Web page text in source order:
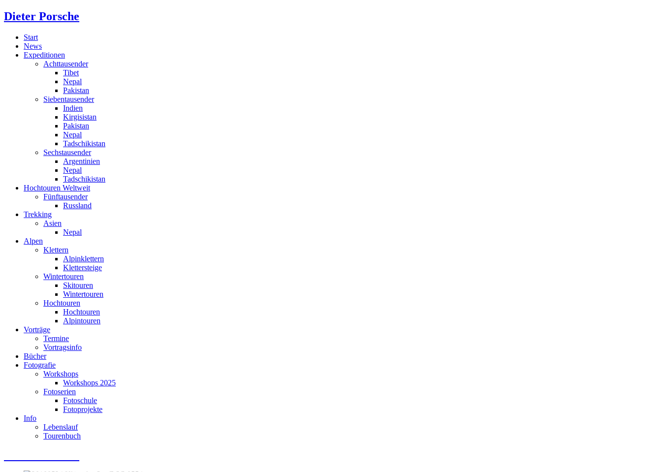
Dieter Porsche
Start
News
Expeditionen
Achttausender
Tibet
Nepal
Pakistan
Siebentausender
Indien
Kirgisistan
Pakistan
Nepal
Tadschikistan
Sechstausender
Argentinien
Nepal
Tadschikistan
Hochtouren Weltweit
Fünftausender
Russland
Trekking
Asien
Nepal
Alpen
Klettern
Alpinklettern
Klettersteige
Wintertouren
Skitouren
Wintertouren
Hochtouren
Hochtouren
Alpintouren
Vorträge
Termine
Vortragsinfo
Bücher
Fotografie
Workshops
Workshops 2025
Fotoserien
Fotoschule
Fotoprojekte
Info
Lebenslauf
Tourenbuch